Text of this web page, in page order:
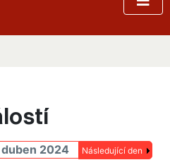
2024 Následující den